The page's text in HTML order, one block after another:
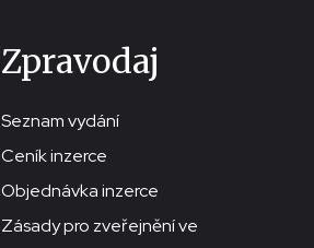
Zpravodaj
Seznam vydání
Ceník inzerce
Objednávka inzerce
Zásady pro zveřejnění ve